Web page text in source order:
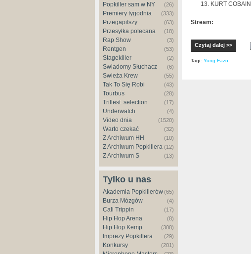
Popkiller sam w NY (26)
Premiery tygodnia (333)
Przegapifszy (63)
Przesyłka polecana (18)
Rap Show (3)
Rentgen (53)
Stagekiller (2)
Świadomy Słuchacz (6)
Świeża Krew (55)
Tak To Się Robi (43)
Tourbus (28)
Trillest. selection (17)
Underwatch (4)
Video dnia (1520)
Warto czekać (32)
Z Archiwum HH (10)
Z Archiwum Popkillera (12)
Z Archiwum S (13)
Tylko u nas
Akademia Popkillerów(65)
Burza Mózgów (4)
Cali Trippin (17)
Hip Hop Arena (8)
Hip Hop Kemp (308)
Imprezy Popkillera (29)
Konkursy (201)
KURT COBAIN
Stream:
Czytaj dalej >>
Tagi: Yung Fazo